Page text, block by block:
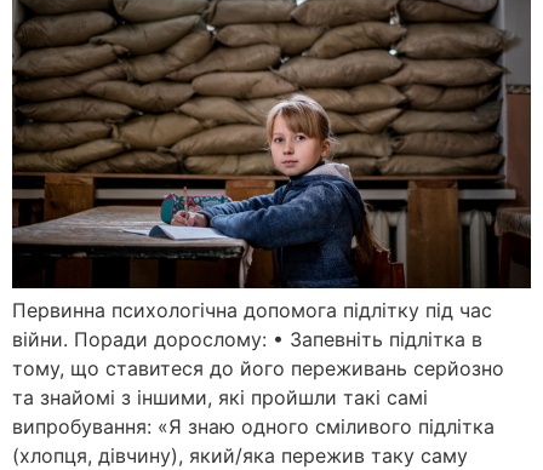
Первинна психологічна допомога підлітку під час
війни. Поради дорослому: • Запевніть підлітка в
тому, що ставитеся до його переживань серйозно
та знайомі з іншими, які пройшли такі самі
випробування: «Я знаю одного сміливого підлітка
(хлопця, дівчину), який/яка пережив таку саму